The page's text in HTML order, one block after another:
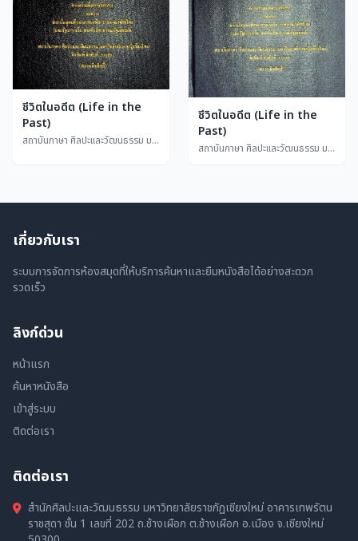
ชีวิตในอดีต (Life in the
Past)
สถาบันภาษา ศิลปะและวัฒนธรรม มหาวิทยาลัยราชภัฏเชียงใหม่
ชีวิตในอดีต (Life in the
Past)
สถาบันภาษา ศิลปะและวัฒนธรรม มหาวิทยาลัยราชภัฏเชียงใหม่
เกี่ยวกับเรา
ระบบการจัดการห้องสมุดที่ให้บริการค้นหาและยืมหนังสือได้อย่างสะดวก
รวดเร็ว
ลิงก์ด่วน
หน้าแรก
ค้นหาหนังสือ
เข้าสู่ระบบ
ติดต่อเรา
ติดต่อเรา
สำนักศิลปะและวัฒนธรรม มหาวิทยาลัยราชภัฏเชียงใหม่ อาคารเทพรัตน
ราชสุดา ชั้น 1 เลขที่ 202 ถ.ช้างเผือก ต.ช้างเผือก อ.เมือง จ.เชียงใหม่